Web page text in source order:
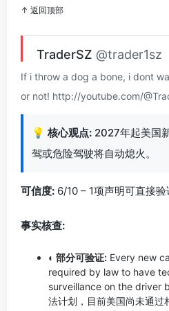
↑ 返回顶部
TraderSZ @trader1sz
If i throw a dog a bone, i dont
or not! http://youtube.com/
💡 核心观点: 2027年起美国
驾或危险驾驶将自动熄火。
可信度: 6/10 – 1项声明可直接
事实核查:
◐ 部分可验证: Every new
required by law to have
surveillance on the driver
法计划，目前美国尚未通过